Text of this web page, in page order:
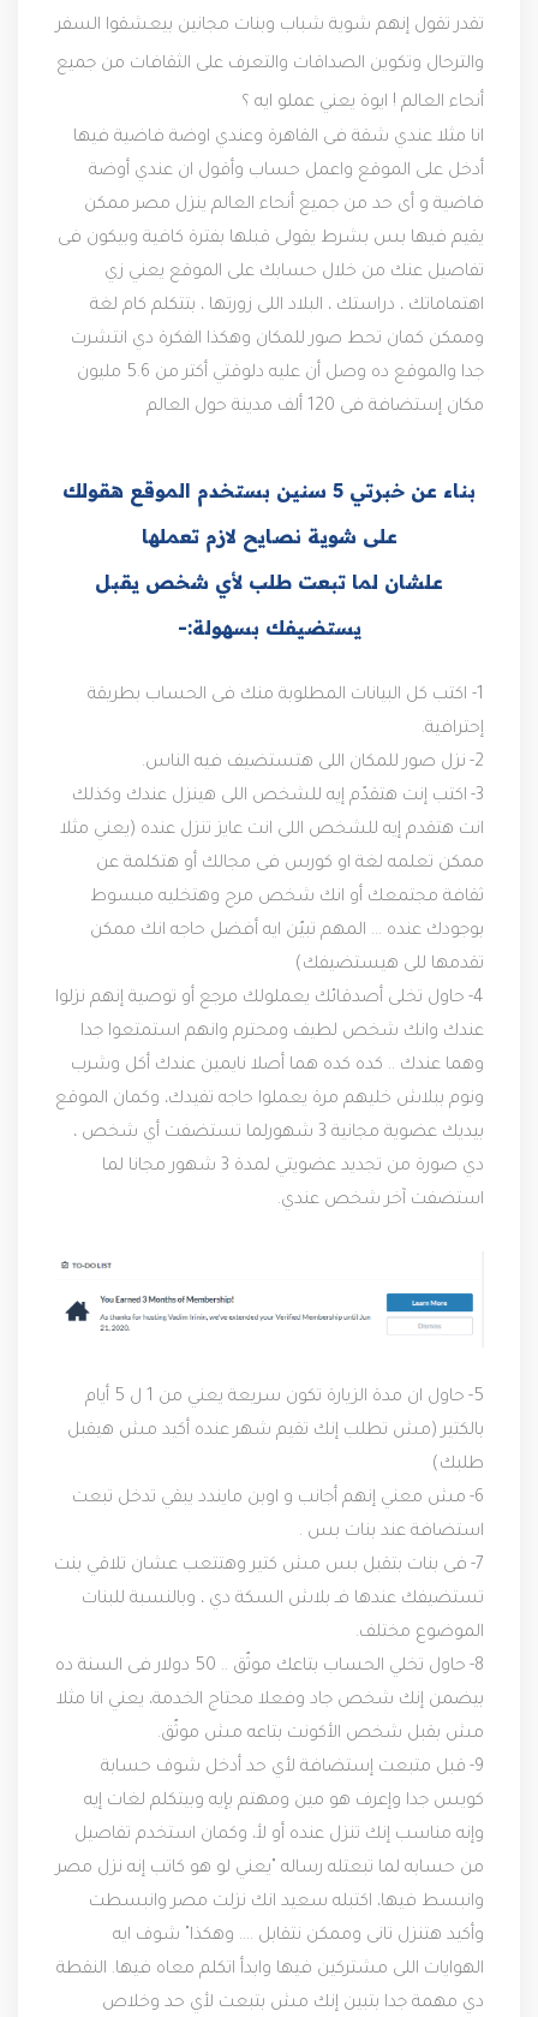
تقدر تقول إنهم شوية شباب وبنات مجانين بيعشقوا السفر
والترحال وتكوين الصداقات والتعرف على الثقافات من جميع
أنحاء العالم ! ايوة يعني عملو ايه ؟
انا مثلا عندي شقة فى القاهرة وعندي اوضة فاضية فيها
أدخل على الموقع واعمل حساب وأقول ان عندي أوضة
فاضية و أى حد من جميع أنحاء العالم ينزل مصر ممكن
يقيم فيها بس بشرط يقولى قبلها بفترة كافية وبيكون فى
تفاصيل عنك من خلال حسابك على الموقع يعني زي
اهتماماتك ، دراستك ، البلاد اللى زورتها ، بتتكلم كام لغة
وممكن كمان تحط صور للمكان وهكذا الفكرة دي انتشرت
جدا والموقع ده وصل أن عليه دلوقتي أكتر من 5.6 مليون
مكان إستضافة فى 120 ألف مدينة حول العالم
بناء عن خبرتي 5 سنين بستخدم الموقع هقولك
على شوية نصايح لازم تعملها
علشان لما تبعت طلب لأي شخص يقبل
يستضيفك بسهولة:-
1-
اكتب كل البيانات المطلوبة منك فى الحساب بطريقة
إحترافية.
2- نزل صور للمكان اللى هتستضيف فيه الناس.
3- اكتب إنت هتقدّم إيه للشخص اللى هينزل عندك وكذلك
انت هتقدم إيه للشخص اللى انت عايز تنزل عنده (يعني مثلا
ممكن تعلمه لغة او كورس فى مجالك أو هتكلمة عن
ثقافة مجتمعك أو انك شخص مرح وهتخليه مبسوط
بوجودك عنده ... المهم تبيّن ايه أفضل حاجه انك ممكن
تقدمها للى هيستضيفك)
4- حاول تخلى أصدقائك يعملولك مرجع أو توصية إنهم نزلوا
عندك وانك شخص لطيف ومحترم وانهم استمتعوا جدا
وهما عندك .. كده كده هما أصلا نايمين عندك أكل وشرب
ونوم ببلاش خليهم مرة يعملوا حاجه تفيدك، وكمان الموقع
بيديك عضوية مجانية 3 شهورلما تستضفت أي شخص ،
دي صورة من تجديد عضويتي لمدة 3 شهور مجانا لما
استضفت آخر شخص عندي.
5-
حاول ان مدة الزيارة تكون سريعة يعني من 1 ل 5 أيام
بالكتير (مش تطلب إنك تقيم شهر عنده أكيد مش هيقبل
طلبك)
6- مش معني إنهم أجانب و اوبن مايندد يبقي تدخل تبعت
استضافة عند بنات بس .
7- فى بنات بتقبل بس مش كتير وهتتعب عشان تلاقي بنت
تستضيفك عندها فـ بلاش السكة دي ، وبالنسبة للبنات
الموضوع مختلف.
8-
حاول تخلي الحساب بتاعك موثّق .. 50 دولار فى السنة ده
بيضمن إنك شخص جاد وفعلا محتاج الخدمة، يعني انا مثلا
مش بقبل شخص الأكونت بتاعه مش موثّق.
9- قبل متبعت إستضافة لأي حد أدخل شوف حسابة
كويس جدا وإعرف هو مين ومهتم بإيه وبيتكلم لغات إيه
وإنه مناسب إنك تنزل عنده أو لأ، وكمان استخدم تفاصيل
من حسابه لما تبعتله رساله "يعني لو هو كاتب إنه نزل مصر
وانبسط فيها، اكتبله سعيد انك نزلت مصر وانبسطت
وأكيد هتنزل تانى وممكن نتقابل .... وهكذا" شوف ايه
الهوايات اللى مشتركين فيها وابدأ اتكلم معاه فيها. النقطة
دي مهمة جدا بتبين إنك مش بتبعت لأي حد وخلاص